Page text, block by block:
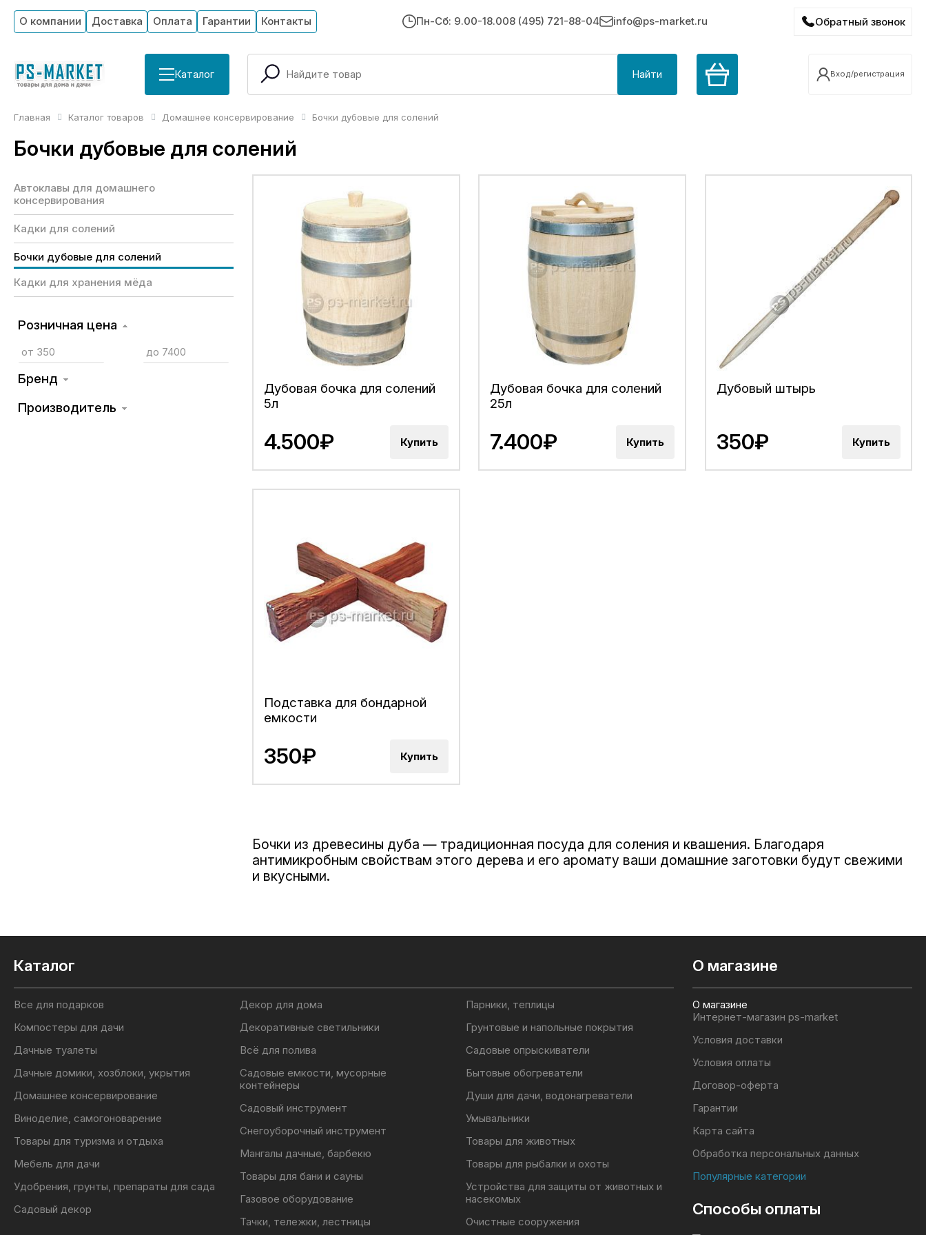
О компании Доставка Оплата Гарантии Контакты Пн-Сб: 9.00-18.008 (495) 721-88-04 info@ps-market.ru Обратный звонок
Каталог Найти Вход/регистрация
Главная Каталог товаров Домашнее консервирование Бочки дубовые для солений
Бочки дубовые для солений
Автоклавы для домашнего
консервирования
Кадки для солений
Бочки дубовые для солений
Кадки для хранения мёда
Розничная цена
Бренд
Производитель
Дубовая бочка для солений
5л
4.500₽ Купить
Дубовая бочка для солений
25л
7.400₽ Купить
Дубовый штырь
350₽ Купить
Подставка для бондарной
емкости
350₽ Купить
Бочки из древесины дуба — традиционная посуда для соления и квашения. Благодаря
антимикробным свойствам этого дерева и его аромату ваши домашние заготовки будут свежими
и вкусными.
Каталог
Все для подарков
Компостеры для дачи
Дачные туалеты
Дачные домики, хозблоки, укрытия
Домашнее консервирование
Виноделие, самогоноварение
Товары для туризма и отдыха
Мебель для дачи
Удобрения, грунты, препараты для сада
Садовый декор
Декор для дома
Декоративные светильники
Всё для полива
Садовые емкости, мусорные
контейнеры
Садовый инструмент
Снегоуборочный инструмент
Мангалы дачные, барбекю
Товары для бани и сауны
Газовое оборудование
Тачки, тележки, лестницы
Парники, теплицы
Грунтовые и напольные покрытия
Садовые опрыскиватели
Бытовые обогреватели
Души для дачи, водонагреватели
Умывальники
Товары для животных
Товары для рыбалки и охоты
Устройства для защиты от животных и
насекомых
Очистные сооружения
О магазине
О магазине
Интернет-магазин ps-market
Условия доставки
Условия оплаты
Договор-оферта
Гарантии
Карта сайта
Обработка персональных данных
Популярные категории
Способы оплаты